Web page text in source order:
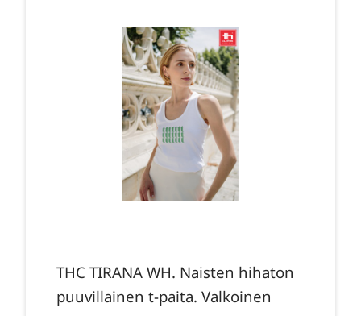
THC TIRANA WH. Naisten hihaton
puuvillainen t-paita. Valkoinen